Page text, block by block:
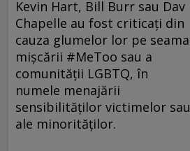
Kevin Hart, Bill Burr sau Dav
Chapelle au fost criticați din
cauza glumelor lor pe seama
mișcării #MeToo sau a
comunității LGBTQ, în
numele menajării
sensibilităților victimelor sau
ale minorităților.